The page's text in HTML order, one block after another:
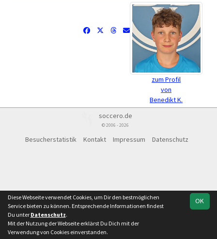
zum Profil
von
Benedikt K.
soccero.de
© 2006 - 2026
Besucherstatistik Kontakt Impressum Datenschutz
OK
Diese Webseite verwendet Cookies, um Dir den bestmöglichen
Service bieten zu können. Entsprechende Informationen findest
Du unter Datenschutz.
Mit der Nutzung der Webseite erklärst Du Dich mit der
Verwendung von Cookies einverstanden.